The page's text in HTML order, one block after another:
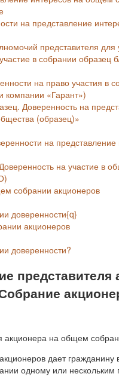
на представление
представителя
в собрании образец
на право участия в
компании «Гарант»)
Доверенность на
(образец)»
на
на участие в
собрании акционеров
доверенности{q}
акционеров
доверенности?
дает
одному или нескольким